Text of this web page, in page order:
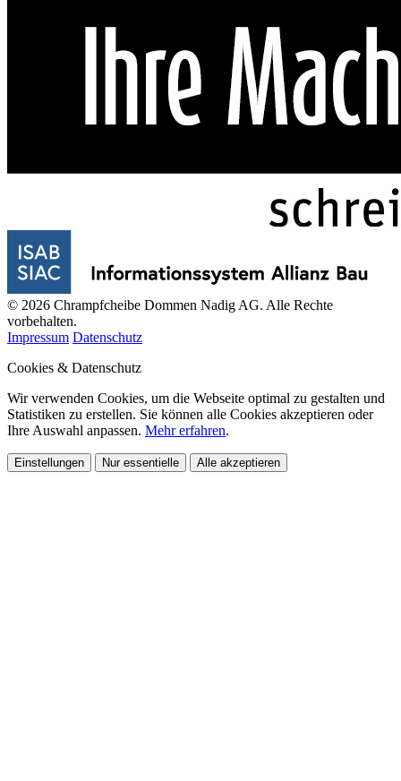
© 2026 Chrampfcheibe Dommen Nadig AG. Alle Rechte
vorbehalten.
Impressum Datenschutz
Cookies & Datenschutz
Wir verwenden Cookies, um die Webseite optimal zu gestalten und
Statistiken zu erstellen. Sie können alle Cookies akzeptieren oder
Ihre Auswahl anpassen. Mehr erfahren.
Einstellungen Nur essentielle Alle akzeptieren